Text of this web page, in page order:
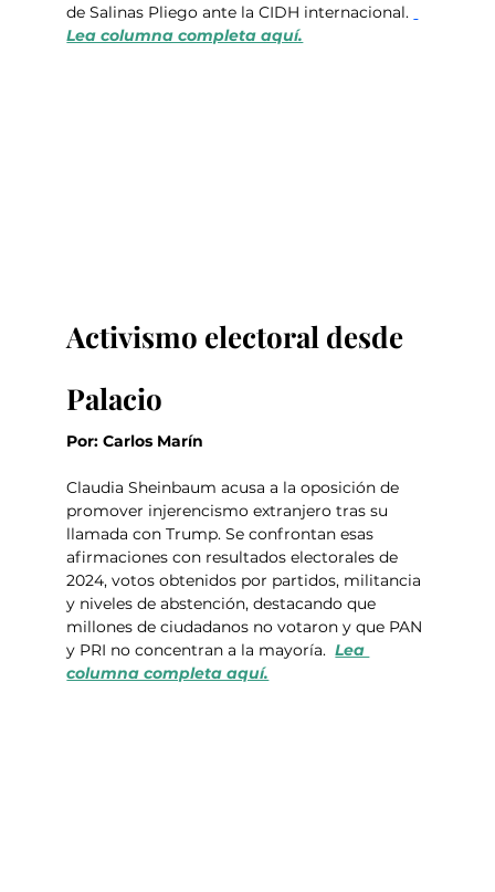
de Salinas Pliego ante la CIDH internacional.
Lea columna completa aquí.
Activismo electoral desde
Palacio
Por: Carlos Marín
Claudia Sheinbaum acusa a la oposición de
promover injerencismo extranjero tras su
llamada con Trump. Se confrontan esas
afirmaciones con resultados electorales de
2024, votos obtenidos por partidos, militancia
y niveles de abstención, destacando que
millones de ciudadanos no votaron y que PAN
y PRI no concentran a la mayoría. Lea
columna completa aquí.